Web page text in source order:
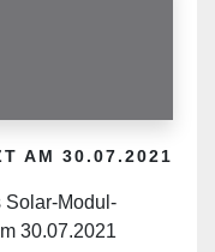
AM 30.07.2021
Solar-Modul-
30.07.2021